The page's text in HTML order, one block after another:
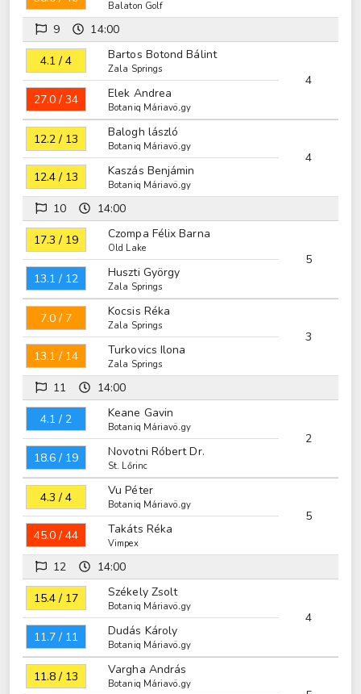
Balaton Golf
9 14:00
4.1 / 4 Bartos Botond Bálint
Zala Springs
4
27.0 / 34
Elek Andrea
Botaniq Máriavölgy
12.2 / 13 Balogh lászló
Botaniq Máriavölgy
4
12.4 / 13
Kaszás Benjámin
Botaniq Máriavölgy
10 14:00
17.3 / 19 Czompa Félix Barna
Old Lake
5
13.1 / 12
Huszti György
Zala Springs
7.0 / 7 Kocsis Réka
Zala Springs
3
13.1 / 14
Turkovics Ilona
Zala Springs
11 14:00
4.1 / 2 Keane Gavin
Botaniq Máriavölgy
2
18.6 / 19
Novotni Róbert Dr.
St. Lőrinc
4.3 / 4 Vu Péter
Botaniq Máriavölgy
5
45.0 / 44
Takáts Réka
Vimpex
12 14:00
15.4 / 17 Székely Zsolt
Botaniq Máriavölgy
4
11.7 / 11
Dudás Károly
Botaniq Máriavölgy
11.8 / 13 Vargha András
Botaniq Máriavölgy